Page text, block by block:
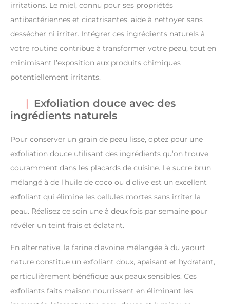
irritations. Le miel, connu pour ses propriétés
antibactériennes et cicatrisantes, aide à nettoyer sans
dessécher ni irriter. Intégrer ces ingrédients naturels à
votre routine contribue à transformer votre peau, tout en
minimisant l’exposition aux produits chimiques
potentiellement irritants.
Exfoliation douce avec des
ingrédients naturels
Pour conserver un grain de peau lisse, optez pour une
exfoliation douce utilisant des ingrédients qu’on trouve
couramment dans les placards de cuisine. Le sucre brun
mélangé à de l’huile de coco ou d’olive est un excellent
exfoliant qui élimine les cellules mortes sans irriter la
peau. Réalisez ce soin une à deux fois par semaine pour
révéler un teint frais et éclatant.
En alternative, la farine d’avoine mélangée à du yaourt
nature constitue un exfoliant doux, apaisant et hydratant,
particulièrement bénéfique aux peaux sensibles. Ces
exfoliants faits maison nourrissent en éliminant les